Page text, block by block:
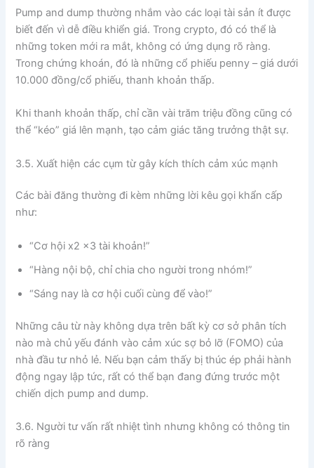
Pump and dump thường nhắm vào các loại tài sản ít được
biết đến vì dễ điều khiển giá. Trong crypto, đó có thể là
những token mới ra mắt, không có ứng dụng rõ ràng.
Trong chứng khoán, đó là những cổ phiếu penny – giá dưới
10.000 đồng/cổ phiếu, thanh khoản thấp.
Khi thanh khoản thấp, chỉ cần vài trăm triệu đồng cũng có
thể “kéo” giá lên mạnh, tạo cảm giác tăng trưởng thật sự.
3.5. Xuất hiện các cụm từ gây kích thích cảm xúc mạnh
Các bài đăng thường đi kèm những lời kêu gọi khẩn cấp
như:
“Cơ hội x2 x3 tài khoản!”
“Hàng nội bộ, chỉ chia cho người trong nhóm!”
“Sáng nay là cơ hội cuối cùng để vào!”
Những câu từ này không dựa trên bất kỳ cơ sở phân tích
nào mà chủ yếu đánh vào cảm xúc sợ bỏ lỡ (FOMO) của
nhà đầu tư nhỏ lẻ. Nếu bạn cảm thấy bị thúc ép phải hành
động ngay lập tức, rất có thể bạn đang đứng trước một
chiến dịch pump and dump.
3.6. Người tư vấn rất nhiệt tình nhưng không có thông tin
rõ ràng